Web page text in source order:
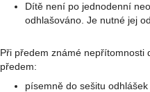
Dítě není po jednodenní
odhlašováno. Je nutné jej
Při předem známé nepřítomnosti
předem:
písemně do sešitu